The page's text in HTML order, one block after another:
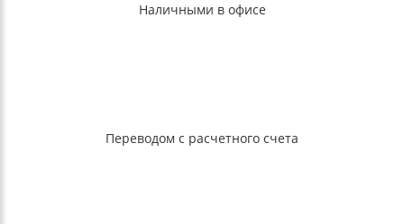
Наличными в офисе
Переводом с расчетного счета